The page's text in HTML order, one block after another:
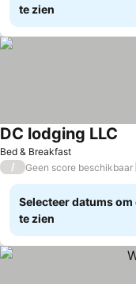
te zien
Bed & Breakfast
DC lodging LLC
/ Geen score beschikbaar
Selecteer datums
te zien